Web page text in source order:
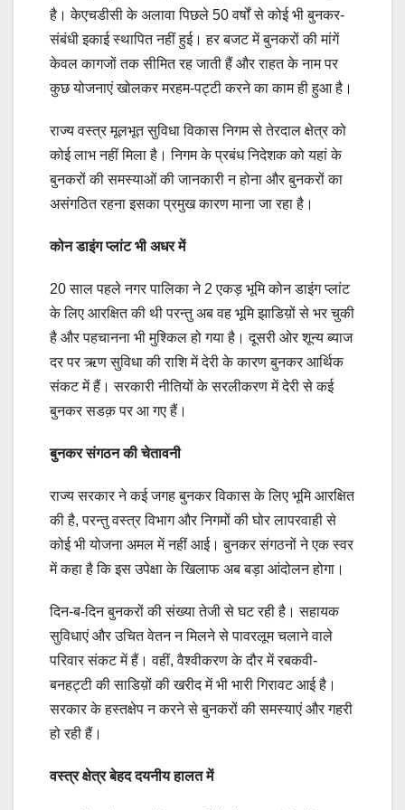
है। केएचडीसी के अलावा पिछले 50 वर्षों से कोई भी बुनकर-
संबंधी इकाई स्थापित नहीं हुई। हर बजट में बुनकरों की मांगें
केवल कागजों तक सीमित रह जाती हैं और राहत के नाम पर
कुछ योजनाएं खोलकर मरहम-पट्टी करने का काम ही हुआ है।
राज्य वस्त्र मूलभूत सुविधा विकास निगम से तेरदाल क्षेत्र को
कोई लाभ नहीं मिला है। निगम के प्रबंध निदेशक को यहां के
बुनकरों की समस्याओं की जानकारी न होना और बुनकरों का
असंगठित रहना इसका प्रमुख कारण माना जा रहा है।
कोन डाइंग प्लांट भी अधर में
20 साल पहले नगर पालिका ने 2 एकड़ भूमि कोन डाइंग प्लांट
के लिए आरक्षित की थी परन्तु अब वह भूमि झाडिय़ों से भर चुकी
है और पहचानना भी मुश्किल हो गया है। दूसरी ओर शून्य ब्याज
दर पर ऋण सुविधा की राशि में देरी के कारण बुनकर आर्थिक
संकट में हैं। सरकारी नीतियों के सरलीकरण में देरी से कई
बुनकर सडक़ पर आ गए हैं।
बुनकर संगठन की चेतावनी
राज्य सरकार ने कई जगह बुनकर विकास के लिए भूमि आरक्षित
की है, परन्तु वस्त्र विभाग और निगमों की घोर लापरवाही से
कोई भी योजना अमल में नहीं आई। बुनकर संगठनों ने एक स्वर
में कहा है कि इस उपेक्षा के खिलाफ अब बड़ा आंदोलन होगा।
दिन-ब-दिन बुनकरों की संख्या तेजी से घट रही है। सहायक
सुविधाएं और उचित वेतन न मिलने से पावरलूम चलाने वाले
परिवार संकट में हैं। वहीं, वैश्वीकरण के दौर में रबकवी-
बनहट्टी की साडिय़ों की खरीद में भी भारी गिरावट आई है।
सरकार के हस्तक्षेप न करने से बुनकरों की समस्याएं और गहरी
हो रही हैं।
वस्त्र क्षेत्र बेहद दयनीय हालत में